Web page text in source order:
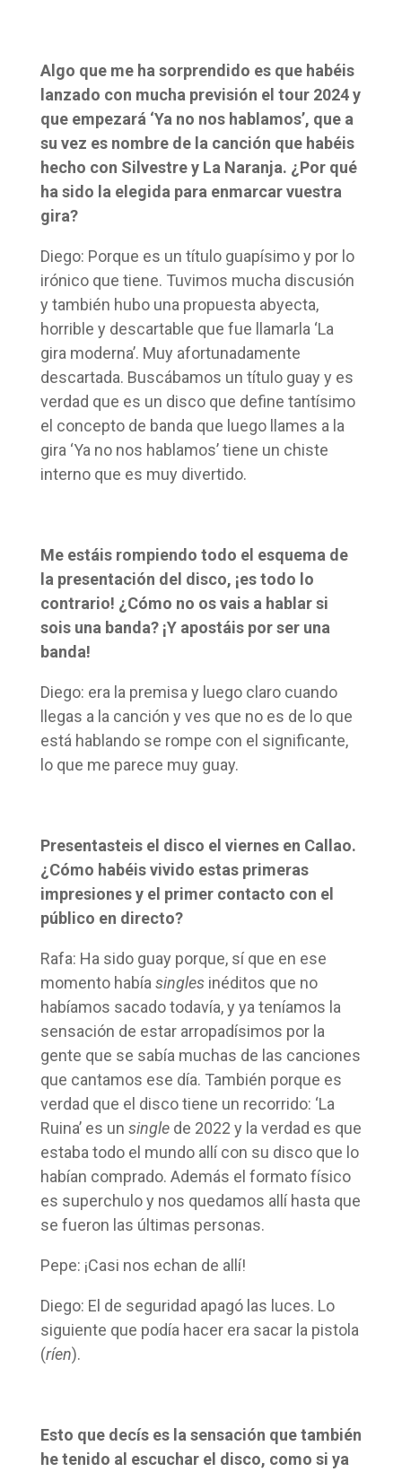
Algo que me ha sorprendido es que habéis
lanzado con mucha previsión el tour 2024 y
que empezará ‘Ya no nos hablamos’, que a
su vez es nombre de la canción que habéis
hecho con Silvestre y La Naranja. ¿Por qué
ha sido la elegida para enmarcar vuestra
gira?
Diego: Porque es un título guapísimo y por lo
irónico que tiene. Tuvimos mucha discusión
y también hubo una propuesta abyecta,
horrible y descartable que fue llamarla ‘La
gira moderna’. Muy afortunadamente
descartada. Buscábamos un título guay y es
verdad que es un disco que define tantísimo
el concepto de banda que luego llames a la
gira ‘Ya no nos hablamos’ tiene un chiste
interno que es muy divertido.
Me estáis rompiendo todo el esquema de
la presentación del disco, ¡es todo lo
contrario! ¿Cómo no os vais a hablar si
sois una banda? ¡Y apostáis por ser una
banda!
Diego: era la premisa y luego claro cuando
llegas a la canción y ves que no es de lo que
está hablando se rompe con el significante,
lo que me parece muy guay.
Presentasteis el disco el viernes en Callao.
¿Cómo habéis vivido estas primeras
impresiones y el primer contacto con el
público en directo?
Rafa: Ha sido guay porque, sí que en ese
momento había singlesinéditos que no
habíamos sacado todavía, y ya teníamos la
sensación de estar arropadísimos por la
gente que se sabía muchas de las canciones
que cantamos ese día. También porque es
verdad que el disco tiene un recorrido: ‘La
Ruina’ es un singlede 2022 y la verdad es que
estaba todo el mundo allí con su disco que lo
habían comprado. Además el formato físico
es superchulo y nos quedamos allí hasta que
se fueron las últimas personas.
Pepe: ¡Casi nos echan de allí!
Diego: El de seguridad apagó las luces. Lo
siguiente que podía hacer era sacar la pistola
(ríen).
Esto que decís es la sensación que también
he tenido al escuchar el disco, como si ya